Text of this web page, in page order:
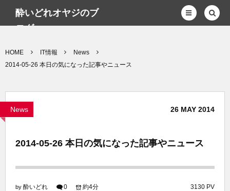
酔いどれオヤジのブ
ログwp
HOME IT情報
News
2014-05-26 本日の気になった記事やニュース
News 26 MAY 2014
2014-05-26 本日の気になった記事やニュース
by 酔いどれ 0 3130 PV
約4分